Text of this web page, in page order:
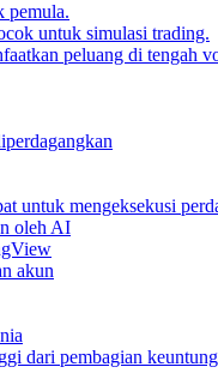
pemula.
untuk simulasi trading.
peluang di tengah
untuk mengeksekusi
oleh AI
akun
dari pembagian